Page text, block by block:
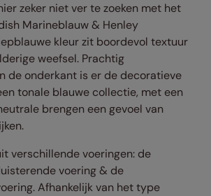
zeker niet ver te zoeken met het
Marineblauw & Henley
kleur zit boordevol textuur
weefsel. Prachtig
de onderkant is er de decoratieve
tonale blauwe collectie, met een
brengen een gevoel van
verschillende voeringen: de
voering & de
Afhankelijk van het type